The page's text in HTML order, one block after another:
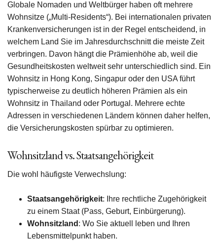
Globale Nomaden und Weltbürger haben oft mehrere
Wohnsitze („Multi-Residents“). Bei internationalen privaten
Krankenversicherungen ist in der Regel entscheidend, in
welchem Land Sie im Jahresdurchschnitt die meiste Zeit
verbringen. Davon hängt die Prämienhöhe ab, weil die
Gesundheitskosten weltweit sehr unterschiedlich sind. Ein
Wohnsitz in Hong Kong, Singapur oder den USA führt
typischerweise zu deutlich höheren Prämien als ein
Wohnsitz in Thailand oder Portugal. Mehrere echte
Adressen in verschiedenen Ländern können daher helfen,
die Versicherungskosten spürbar zu optimieren.
Wohnsitzland vs. Staatsangehörigkeit
Die wohl häufigste Verwechslung:
Staatsangehörigkeit: Ihre rechtliche Zugehörigkeit
zu einem Staat (Pass, Geburt, Einbürgerung).
Wohnsitzland : Wo Sie aktuell leben und Ihren
Lebensmittelpunkt haben.